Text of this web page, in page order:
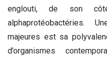
englouti, de son
alphaprotéobactéries.
majeures est sa
d’organismes